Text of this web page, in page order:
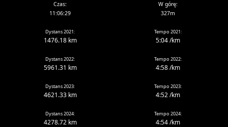
Czas:
11:06:29
W górę:
327m
Dystans 2021:
1476.18 km
Tempo 2021:
5:04 /km
Dystans 2022:
5961.31 km
Tempo 2022:
4:58 /km
Dystans 2023:
4621.33 km
Tempo 2023:
4:52 /km
Dystans 2024:
4278.72 km
Tempo 2024:
4:54 /km